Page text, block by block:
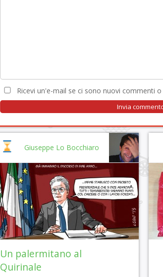
Ricevi un'e-mail se ci sono nuovi commenti o
Giuseppe Lo Bocchiaro
Un palermitano al
Quirinale